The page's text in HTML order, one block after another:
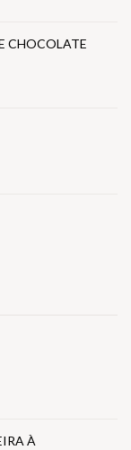
CHOCOLATE
À